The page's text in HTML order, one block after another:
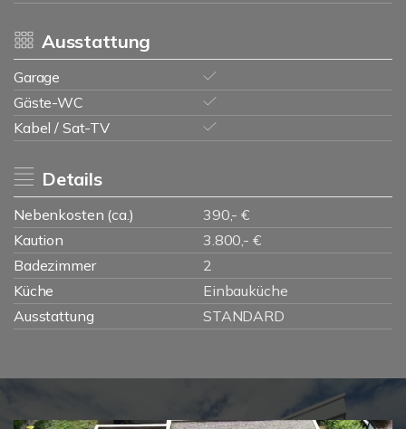
Ausstattung
Garage
Gäste-WC
Kabel / Sat-TV
Details
Nebenkosten (ca.)
390,- €
Kaution
3.800,- €
Badezimmer
2
Küche
Einbauküche
Ausstattung
STANDARD